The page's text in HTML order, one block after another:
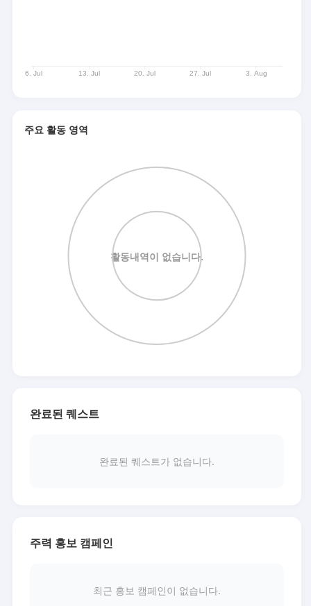
주요 활동 영역
완료된 퀘스트
완료된 퀘스트가 없습니다.
주력 홍보 캠페인
최근 홍보 캠페인이 없습니다.